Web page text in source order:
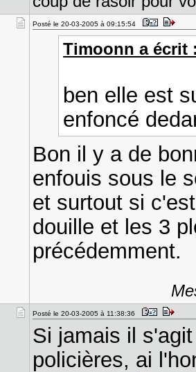
Posté le 20-03-2005 à 09:15:54
Timoonn a écrit
ben elle est
enfoncé
Bon il y a de
enfouis sous le
et surtout si
douille et les 3
précédemment.
Posté le 20-03-2005 à 11:38:36
Si jamais il
policières, ai